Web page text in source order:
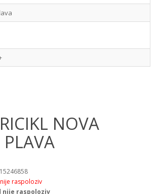
NOVA
raspoloziv
nije raspoloziv